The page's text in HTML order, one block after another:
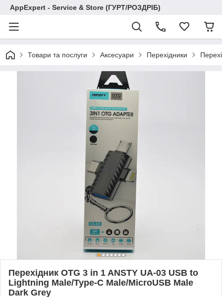
AppExpert - Service & Store (ГУРТ/РОЗДРІБ)
Товари та послуги Аксесуари Перехідники
Перехідник OTG 3 in 1 ANSTY UA-03 USB to
Lightning Male/Type-C Male/MicroUSB Male
Dark Grey